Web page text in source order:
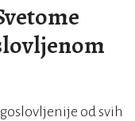
od svih